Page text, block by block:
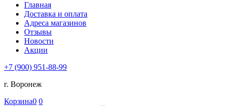
Главная
Доставка и оплата
Адреса магазинов
Отзывы
Новости
Акции
+7 (900) 951-88-99
г. Воронеж
Корзина0 0